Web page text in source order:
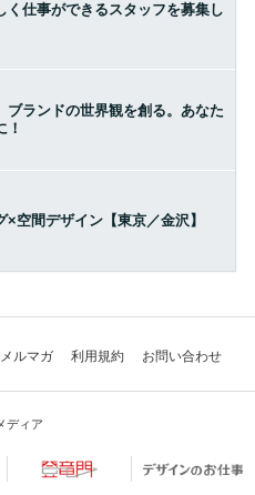
く仕事ができるスタッフを募集し
ブランドの世界観を創る。あなた
！
空間デザイン【東京／金沢】
メルマガ 利用規約 お問い合わせ
ディア